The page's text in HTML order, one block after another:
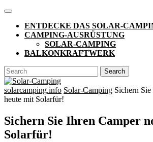
Skip
content
Open
ButtonENTDECKE DAS SOLAR-
CAMPING-AUSRÜSTUNG
SOLAR-CAMPING
BALKONKRAFTWERK
CLOSE
BUTTON
Search
for:
solarcamping.info Solar-Camping Sichern
heute mit Solarfür!
Sichern Sie Ihren Camper
Solarfür!